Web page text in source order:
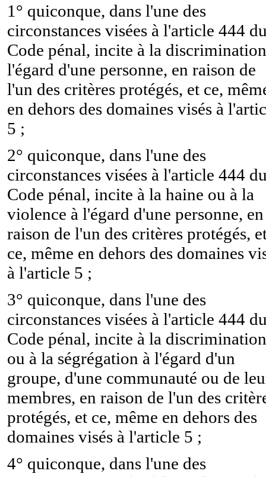
1° quiconque, dans l'une des
circonstances visées à l'article 444
Code pénal, incite à la
l'égard d'une personne, en raison de
l'un des critères protégés, et ce,
en dehors des domaines visés à
5 ;
2° quiconque, dans l'une des
circonstances visées à l'article 444
Code pénal, incite à la haine ou à la
violence à l'égard d'une personne, en
raison de l'un des critères protégés,
ce, même en dehors des domaines
à l'article 5 ;
3° quiconque, dans l'une des
circonstances visées à l'article 444
Code pénal, incite à la discrimination
ou à la ségrégation à l'égard d'un
groupe, d'une communauté ou de
membres, en raison de l'un des
protégés, et ce, même en dehors des
domaines visés à l'article 5 ;
4° quiconque, dans l'une des